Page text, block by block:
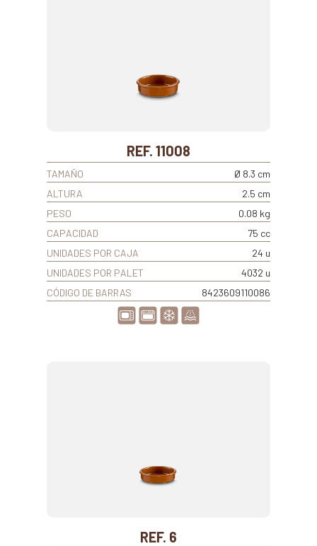
REF. 11008
TAMAÑO
Ø 8.3 cm
ALTURA
2.5 cm
PESO
0.08 kg
CAPACIDAD
75 cc
UNIDADES POR CAJA
24 u
UNIDADES POR PALET
4032 u
CÓDIGO DE BARRAS
8423609110086
REF. 6